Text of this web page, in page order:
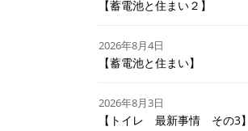
【蓄電池と住まい２】
2026年8月4日
【蓄電池と住まい】
2026年8月3日
【トイレ 最新事情 その3】